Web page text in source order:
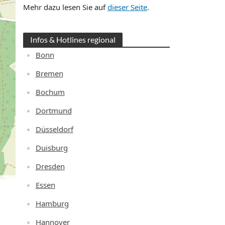
Mehr dazu lesen Sie aufdieser Seite.
Infos & Hotlines regional
Bonn
Bremen
Bochum
Dortmund
Düsseldorf
Duisburg
Dresden
Essen
Hamburg
Hannover